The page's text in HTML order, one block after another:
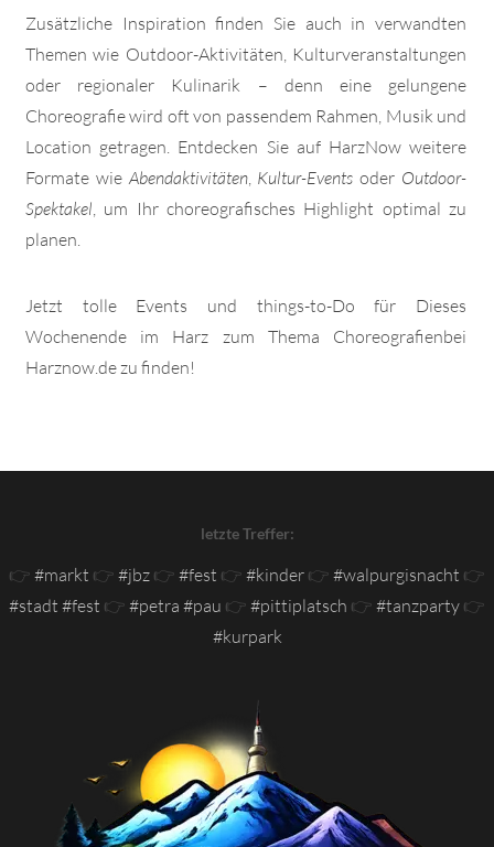
Zusätzliche Inspiration finden Sie auch in verwandten
Themen wie Outdoor-Aktivitäten, Kulturveranstaltungen
oder regionaler Kulinarik – denn eine gelungene
Choreografie wird oft von passendem Rahmen, Musik und
Location getragen. Entdecken Sie auf HarzNow weitere
Formate wie Abendaktivitäten, Kultur-Events oder Outdoor-
Spektakel , um Ihr choreografisches Highlight optimal zu
planen.
Jetzt tolle Events und things-to-Do für Dieses
Wochenende im Harz zum Thema Choreografienbei
Harznow.de zu finden!
letzte Treffer:
👉 #markt 👉 #jbz 👉 #fest 👉 #kinder 👉 #walpurgisnacht 👉
#stadt #fest 👉 #petra #pau 👉 #pittiplatsch 👉 #tanzparty 👉
#kurpark